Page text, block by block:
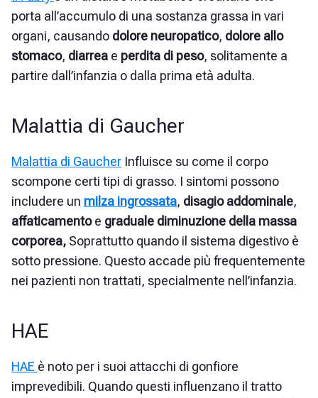
porta all’accumulo di una sostanza grassa in vari
organi, causando dolore neuropatico, dolore allo
stomaco, diarrea e perdita di peso, solitamente a
partire dall’infanzia o dalla prima età adulta.
Malattia di Gaucher
Malattia di Gaucher Influisce su come il corpo
scompone certi tipi di grasso. I sintomi possono
includere un milza ingrossata, disagio addominale,
affaticamento e graduale diminuzione della massa
corporea, Soprattutto quando il sistema digestivo è
sotto pressione. Questo accade più frequentemente
nei pazienti non trattati, specialmente nell’infanzia.
HAE
HAE è noto per i suoi attacchi di gonfiore
imprevedibili. Quando questi influenzano il tratto